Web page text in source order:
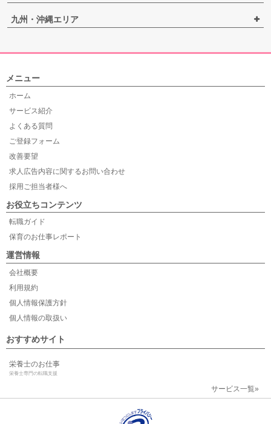
九州・沖縄エリア
メニュー
ホーム
サービス紹介
よくある質問
ご登録フォーム
改善要望
求人広告内容に関するお問い合わせ
採用ご担当者様へ
お役立ちコンテンツ
転職ガイド
保育のお仕事レポート
運営情報
会社概要
利用規約
個人情報保護方針
個人情報の取扱い
おすすめサイト
栄養士のお仕事
栄養士専門の転職支援
サービス一覧»